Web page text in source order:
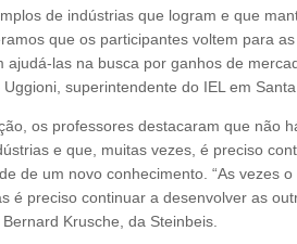
de indústrias que logram e que
que os participantes voltem para
ajudá-las na busca por ganhos de
superintendente do IEL em Santa
os professores destacaram que não
e que, muitas vezes, é preciso
de um novo conhecimento. “As vezes
é preciso continuar a desenvolver as
Krusche, da Steinbeis.